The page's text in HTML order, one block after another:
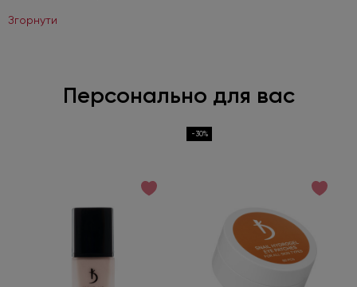
Згорнути
Персонально для вас
-30%